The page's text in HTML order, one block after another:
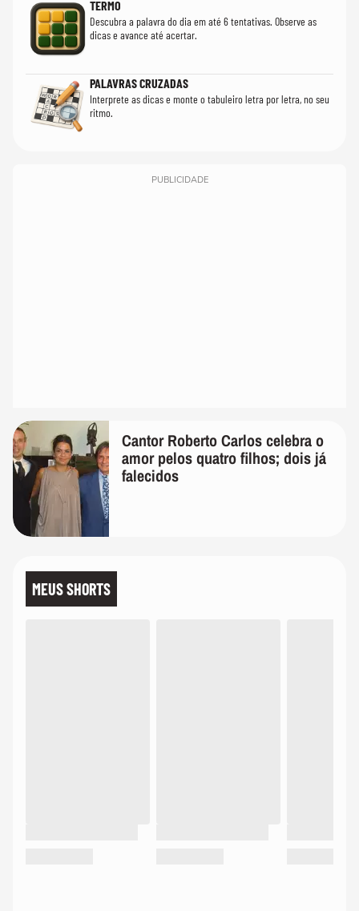
TERMO
Descubra a palavra do dia em até 6 tentativas. Observe as
dicas e avance até acertar.
PALAVRAS CRUZADAS
Interprete as dicas e monte o tabuleiro letra por letra, no seu
ritmo.
PUBLICIDADE
Cantor Roberto Carlos celebra o
amor pelos quatro filhos; dois já
falecidos
MEUS SHORTS